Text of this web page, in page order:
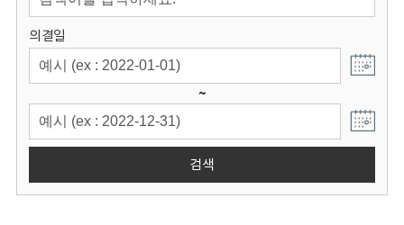
의결일
~
검색